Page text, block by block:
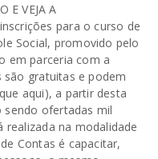
E VEJA A
para o curso de
Social, promovido pelo
em parceria com a
são gratuitas e podem
aqui), a partir desta
sendo ofertadas mil
realizada na modalidade
Contas é capacitar,